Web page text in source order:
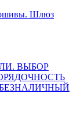
Шлюз
ВЫБОР